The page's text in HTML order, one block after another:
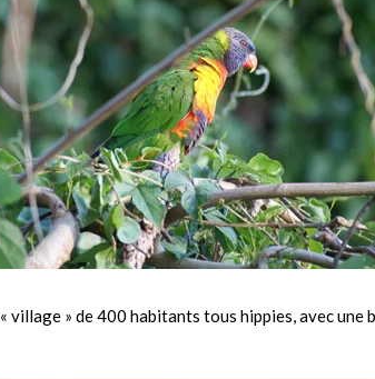
village » de 400 habitants tous hippies, avec une